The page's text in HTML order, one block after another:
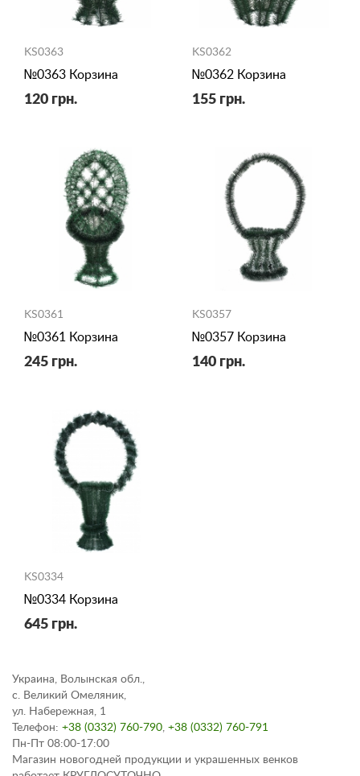
KS0363
№0363 Корзина
120 грн.
KS0362
№0362 Корзина
155 грн.
KS0361
№0361 Корзина
245 грн.
KS0357
№0357 Корзина
140 грн.
KS0334
№0334 Корзина
645 грн.
Украина, Волынская обл.,
с. Великий Омеляник,
ул. Набережная, 1
Телефон: +38 (0332) 760-790, +38 (0332) 760-791
Пн-Пт 08:00-17:00
Магазин новогодней продукции и украшенных венков